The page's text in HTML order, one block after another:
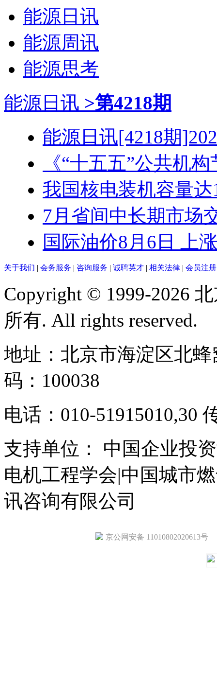
能源日讯
能源周讯
能源思考
能源日讯 >第4218期
能源日讯[4218期
《“十五五”公共机
我国核电装机容量达
7月省间中长期市场
国际油价8月6日 上
关于我们 | 会务服务 | 咨询服务 | 诚聘英才 | 相关法律 | 会员注册
Copyright © 1999-2026
所有. All rights reserved.
地址：北京市海淀区北
码：100038
电话：010-51915010,30
支持单位： 中国企业投
电机工程学会|中国城市
讯咨询有限公司
京公网安备 11010802020613号